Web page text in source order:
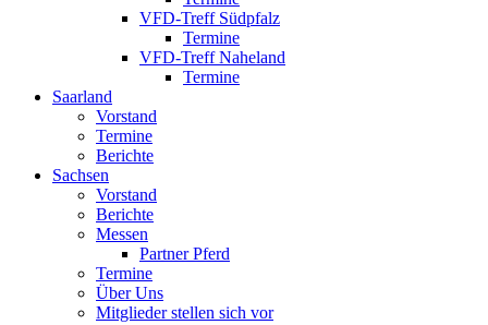
VFD-Treff Südpfalz
Termine
VFD-Treff Naheland
Termine
Saarland
Vorstand
Termine
Berichte
Sachsen
Vorstand
Berichte
Messen
Partner Pferd
Termine
Über Uns
Mitglieder stellen sich vor